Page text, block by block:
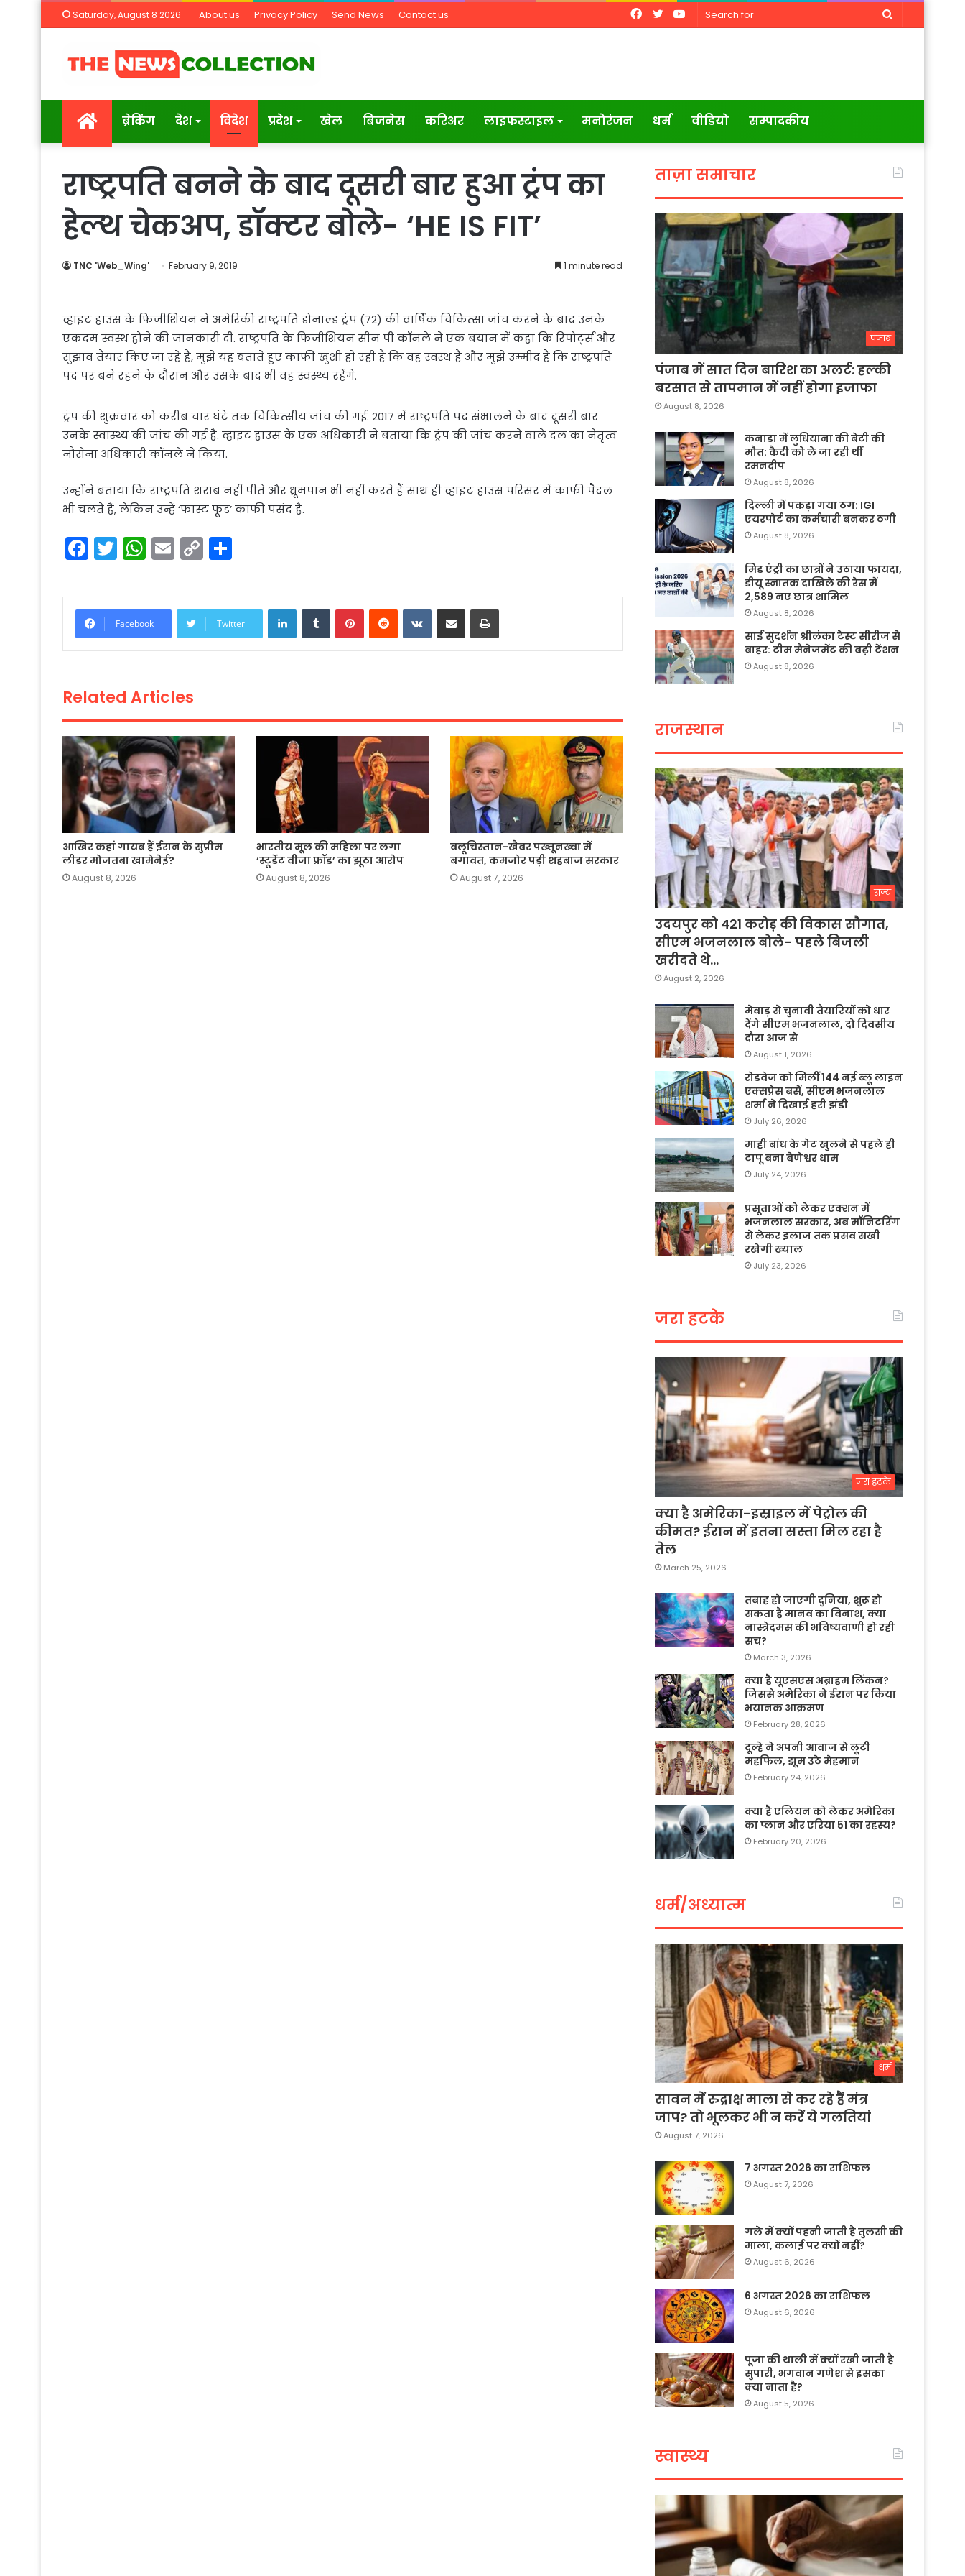
Saturday, August 8 2026 About us Privacy Policy Send News Contact us
Search
YouTube
Twitter
Facebook
Homeब्रेकिंग देश विदेश प्रदेश खेल बिजनेस करिअर लाइफस्टाइल मनोरंजन धर्म वीडियो सम्पादकीय
राष्‍ट्रपति बनने के बाद दूसरी बार हुआ ट्रंप का
हेल्‍थ चेकअप, डॉक्टर बोले- ‘HE IS FIT’
TNC 'Web_Wing' February 9, 2019 1 minute read
व्हाइट हाउस के फिजीशियन ने अमेरिकी राष्ट्रपति डोनाल्ड ट्रंप (72) की वार्षिक चिकित्सा जांच करने के बाद उनके
एकदम स्वस्थ होने की जानकारी दी. राष्ट्रपति के फिजीशियन सीन पी कॉनले ने एक बयान में कहा कि रिपोर्ट्स और
सुझाव तैयार किए जा रहे हैं, मुझे यह बताते हुए काफी खुशी हो रही है कि वह स्वस्थ हैं और मुझे उम्मीद है कि राष्ट्रपति
पद पर बने रहने के दौरान और उसके बाद भी वह स्वस्थ्य रहेंगे.
ट्रंप की शुक्रवार को करीब चार घंटे तक चिकित्सीय जांच की गई. 2017 में राष्ट्रपति पद संभालने के बाद दूसरी बार
उनके स्वास्थ्य की जांच की गई है. व्हाइट हाउस के एक अधिकारी ने बताया कि ट्रंप की जांच करने वाले दल का नेतृत्व
नौसेना अधिकारी कॉनले ने किया.
उन्होंने बताया कि राष्ट्रपति शराब नहीं पीते और ध्रूमपान भी नहीं करते हैं साथ ही व्हाइट हाउस परिसर में काफी पैदल
भी चलते हैं, लेकिन उन्हें ‘फास्ट फूड’ काफी पसंद है.
F
a
c
e
b
o
k
T
w
itt
er
W
h
a
ts
A
p
E
m
ai
l
C
o
p
y
Li
ar
e
Facebook Twitter
LinkedInTumblrPinterestReddit VKontakte
Share via Email Print
Related Articles
आखिर कहां गायब हैं ईरान के सुप्रीम
लीडर मोजतबा खामेनेई?
August 8, 2026
भारतीय मूल की महिला पर लगा
‘स्टूडेंट वीजा फ्रॉड’ का झूठा आरोप
August 8, 2026
बलूचिस्तान-खैबर पख्तूनख्वा में
बगावत, कमजोर पड़ी शहबाज सरकार
August 7, 2026
ताज़ा समाचार
पंजाब
पंजाब में सात दिन बारिश का अलर्ट: हल्की
बरसात से तापमान में नहीं होगा इजाफा
August 8, 2026
कनाडा में लुधियाना की बेटी की
माैत: कैदी को ले जा रही थीं
रमनदीप
August 8, 2026
दिल्ली में पकड़ा गया ठग: IGI
एयरपोर्ट का कर्मचारी बनकर ठगी
August 8, 2026
मिड एंट्री का छात्रों ने उठाया फायदा,
डीयू स्नातक दाखिले की रेस में
2,589 नए छात्र शामिल
August 8, 2026
साई सुदर्शन श्रीलंका टेस्ट सीरीज से
बाहर: टीम मैनेजमेंट की बढ़ी टेंशन
August 8, 2026
राजस्थान
राज्य
उदयपुर को 421 करोड़ की विकास सौगात,
सीएम भजनलाल बोले- पहले बिजली
खरीदते थे…
August 2, 2026
मेवाड़ से चुनावी तैयारियों को धार
देंगे सीएम भजनलाल, दो दिवसीय
दौरा आज से
August 1, 2026
रोडवेज को मिलीं 144 नई ब्लू लाइन
एक्सप्रेस बसें, सीएम भजनलाल
शर्मा ने दिखाई हरी झंडी
July 26, 2026
माही बांध के गेट खुलने से पहले ही
टापू बना बेणेश्वर धाम
July 24, 2026
प्रसूताओं को लेकर एक्शन में
भजनलाल सरकार, अब मॉनिटरिंग
से लेकर इलाज तक प्रसव सखी
रखेगी ख्याल
July 23, 2026
जरा हटके
जरा हटके
क्या है अमेरिका-इस्राइल में पेट्रोल की
कीमत? ईरान में इतना सस्ता मिल रहा है
तेल
March 25, 2026
तबाह हो जाएगी दुनिया, शुरू हो
सकता है मानव का विनाश, क्या
नास्त्रेदमस की भविष्यवाणी हो रही
सच?
March 3, 2026
क्या है यूएसएस अब्राहम लिंकन?
जिससे अमेरिका ने ईरान पर किया
भयानक आक्रमण
February 28, 2026
दूल्हे ने अपनी आवाज से लूटी
महफिल, झूम उठे मेहमान
February 24, 2026
क्या है एलियन को लेकर अमेरिका
का प्लान और एरिया 51 का रहस्य?
February 20, 2026
धर्म/अध्यात्म
धर्म
सावन में रुद्राक्ष माला से कर रहे हैं मंत्र
जाप? तो भूलकर भी न करें ये गलतियां
August 7, 2026
7 अगस्त 2026 का राशिफल
August 7, 2026
गले में क्यों पहनी जाती है तुलसी की
माला, कलाई पर क्यों नहीं?
August 6, 2026
6 अगस्त 2026 का राशिफल
August 6, 2026
पूजा की थाली में क्यों रखी जाती है
सुपारी, भगवान गणेश से इसका
क्या नाता है?
August 5, 2026
स्वास्थ्य